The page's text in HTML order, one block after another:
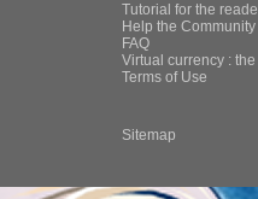
Tutorial for the
Help the
FAQ
Virtual currency :
Terms of Use
Sitemap